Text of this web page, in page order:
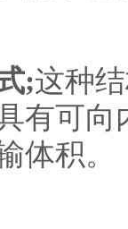
;这种
有可向
体积。